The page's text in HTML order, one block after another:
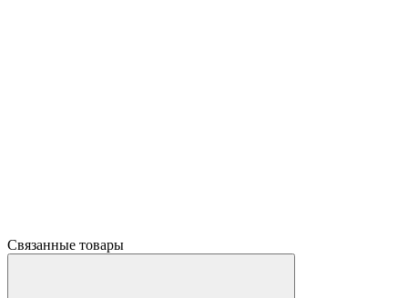
Связанные товары